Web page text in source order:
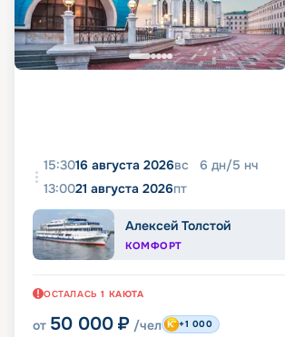
15:3016 августа 2026вс 6 дн/5 нч
13:0021 августа 2026пт
Алексей Толстой
КОМФОРТ
ОСТАЛАСЬ 1 КАЮТА
от 50 000 ₽ /чел +1 000